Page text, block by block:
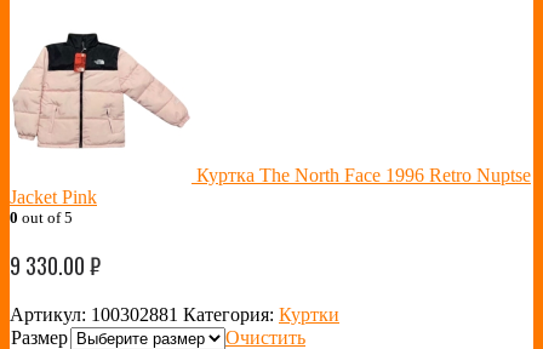
Куртка The North Face 1996 Retro Nuptse
Jacket Pink
0 out of 5
9 330.00₽
Артикул: 100302881 Категория: Куртки
Размер
Очистить